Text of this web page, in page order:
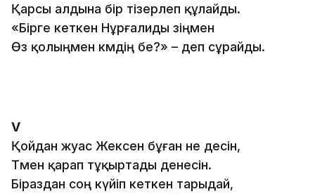
Қарсы алдына бір тізерлеп құлайды.
«Бірге кеткен Нұрғалиды өзіңмен
Өз қолыңмен көмдің бе?» – деп сұрайды.
V
Қойдан жуас Жексен бұған не десін,
Төмен қарап тұқыртады денесін.
Біраздан соң күйіп кеткен тарыдай,